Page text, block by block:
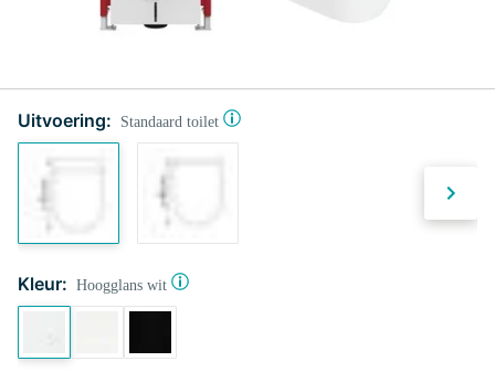
Uitvoering: Standaard toilet
Kleur: Hoogglans wit